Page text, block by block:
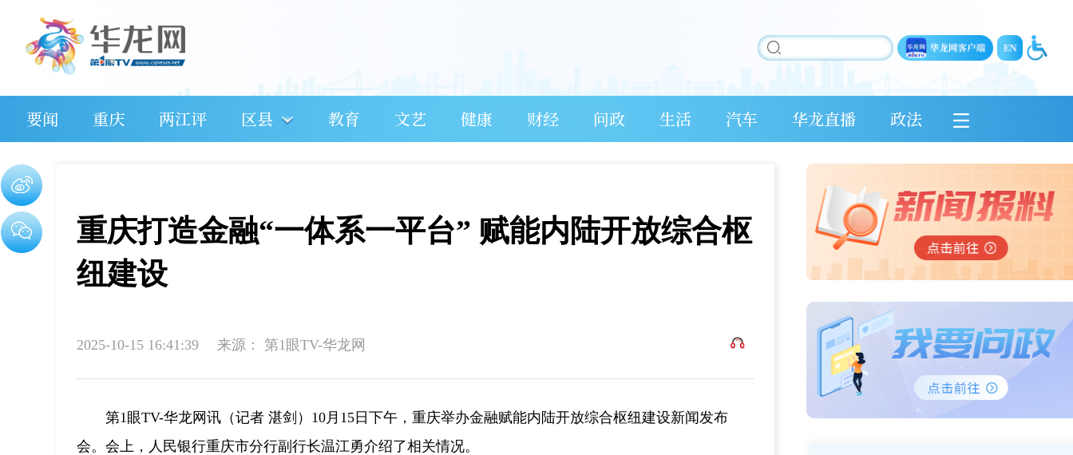
要闻 重庆 两江评 区县 教育 文艺 健康 财经 问政 生活 汽车 华龙直播 政法
重庆打造金融“一体系一平台” 赋能内陆开放综合枢
纽建设
2025-10-15 16:41:39 来源： 第1眼TV-华龙网
第1眼TV-华龙网讯（记者 湛剑）10月15日下午，重庆举办金融赋能内陆开放综合枢纽建设新闻发布
会。会上，人民银行重庆市分行副行长温江勇介绍了相关情况。